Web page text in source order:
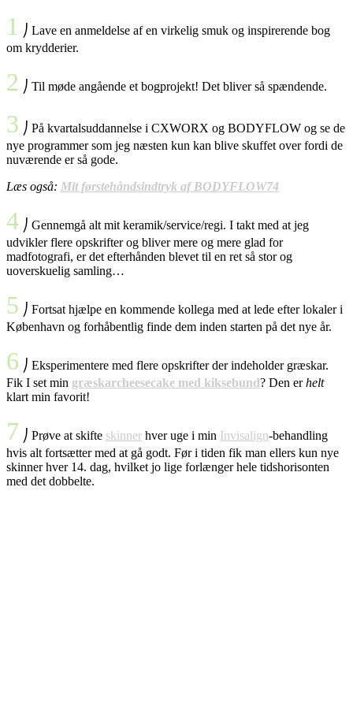
1 ⎠ Lave en anmeldelse af en virkelig smuk og inspirerende bog
om krydderier.
2 ⎠ Til møde angående et bogprojekt! Det bliver så spændende.
3 ⎠ På kvartalsuddannelse i CXWORX og BODYFLOW og se de
nye programmer som jeg næsten kun kan blive skuffet over fordi de
nuværende er så gode.
Læs også: Mit førstehåndsindtryk af BODYFLOW74
4 ⎠ Gennemgå alt mit keramik/service/regi. I takt med at jeg
udvikler flere opskrifter og bliver mere og mere glad for
madfotografi, er det efterhånden blevet til en ret så stor og
uoverskuelig samling…
5 ⎠ Fortsat hjælpe en kommende kollega med at lede efter lokaler i
København og forhåbentlig finde dem inden starten på det nye år.
6 ⎠ Eksperimentere med flere opskrifter der indeholder græskar.
Fik I set min græskarcheesecake med kiksebund? Den erhelt
klart min favorit!
7 ⎠ Prøve at skifte skinner hver uge i min Invisalign-behandling
hvis alt fortsætter med at gå godt. Før i tiden fik man ellers kun nye
skinner hver 14. dag, hvilket jo lige forlænger hele tidshorisonten
med det dobbelte.